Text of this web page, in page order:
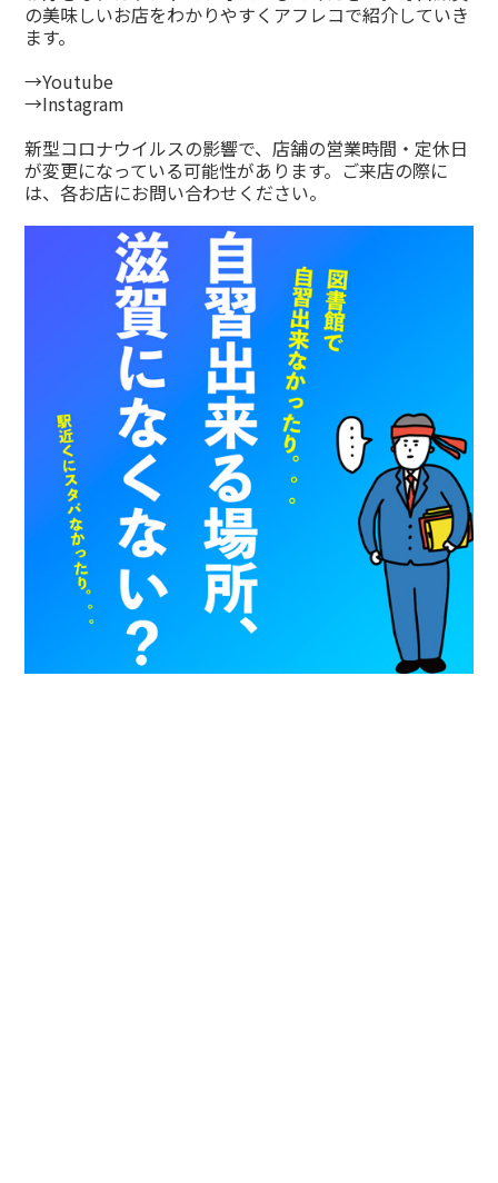
の美味しいお店をわかりやすくアフレコで紹介していき
ます。
→Youtube
→Instagram
新型コロナウイルスの影響で、店舗の営業時間・定休日
が変更になっている可能性があります。ご来店の際に
は、各お店にお問い合わせください。